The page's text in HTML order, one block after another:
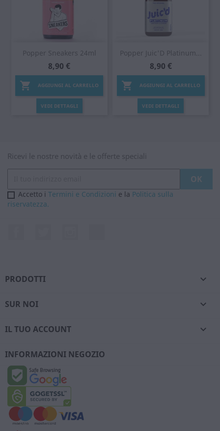
Popper Sneakers 24ml
8,90 €
 AGGIUNGI AL CARRELLO
VEDI DETTAGLI
Popper Juic'D Platinum...
8,90 €
 AGGIUNGI AL CARRELLO
VEDI DETTAGLI
Ricevi le nostre novità e le offerte speciali
Accetto i Termini e Condizioni e la Politica sulla
riservatezza.
PRODOTTI 
SUR NOI 
IL TUO ACCOUNT 
INFORMAZIONI NEGOZIO